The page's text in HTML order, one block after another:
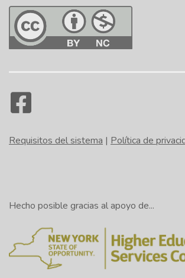
Requisitos del sistema | Política de
Hecho posible gracias al apoyo de...